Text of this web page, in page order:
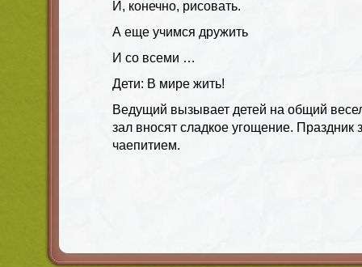
И, конечно, рисовать.
А еще учимся дружить
И со всеми …
Дети: В мире жить!
Ведущий вызывает детей на общий
зал вносят сладкое угощение. Праздник
чаепитием.